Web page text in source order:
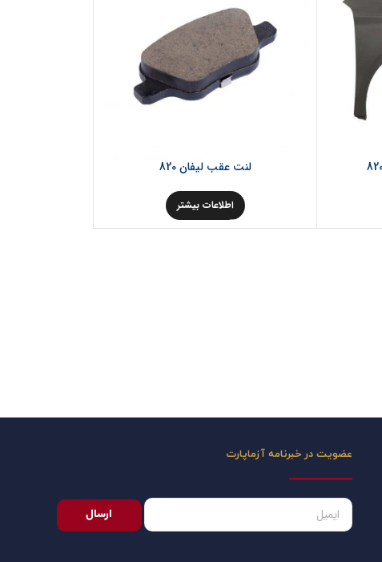
لنت عقب لیفان 820
اطلاعات بیشتر
عضویت در خبرنامه آزماپارت
ارسال